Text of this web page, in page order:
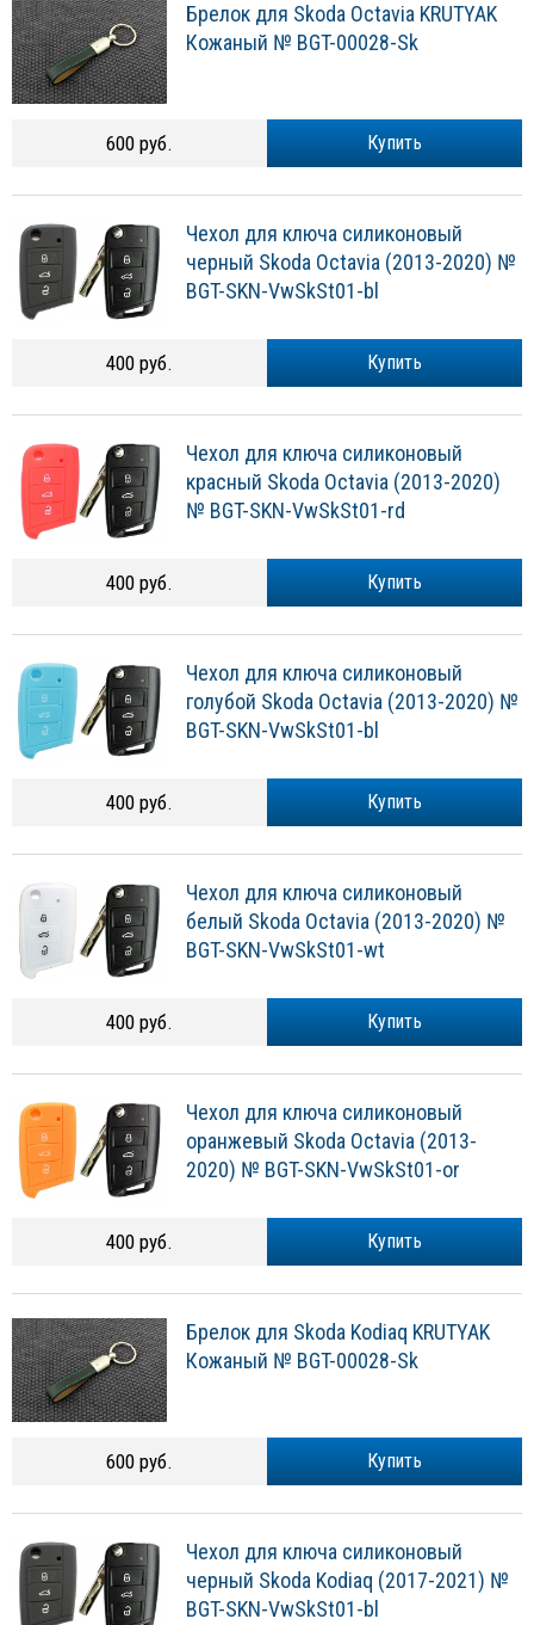
Брелок для Skoda Octavia KRUTYAK
Кожаный № BGT-00028-Sk
Купить
600 руб.
Чехол для ключа силиконовый
черный Skoda Octavia (2013-2020) №
BGT-SKN-VwSkSt01-bl
Купить
400 руб.
Чехол для ключа силиконовый
красный Skoda Octavia (2013-2020)
№ BGT-SKN-VwSkSt01-rd
Купить
400 руб.
Чехол для ключа силиконовый
голубой Skoda Octavia (2013-2020) №
BGT-SKN-VwSkSt01-bl
Купить
400 руб.
Чехол для ключа силиконовый
белый Skoda Octavia (2013-2020) №
BGT-SKN-VwSkSt01-wt
Купить
400 руб.
Чехол для ключа силиконовый
оранжевый Skoda Octavia (2013-
2020) № BGT-SKN-VwSkSt01-or
Купить
400 руб.
Брелок для Skoda Kodiaq KRUTYAK
Кожаный № BGT-00028-Sk
Купить
600 руб.
Чехол для ключа силиконовый
черный Skoda Kodiaq (2017-2021) №
BGT-SKN-VwSkSt01-bl